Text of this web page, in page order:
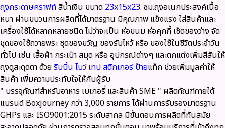
ถุงกระดาษคราฟท์สีน้ำเงิน ขนาด 23x15x23. ซม.ถุงอเนกประสงค์เนื้อ
หนา ผ่านขบวนการผลิตที่ได้มาตรฐาน มีคุณภาพ แข็งแรง ใส่สินค้าและ
เครื่องใช้ได้หลากหลายชนิด ไม่ว่าจะเป็น ห่อขนม ห่อคุกกี้ เช็ตของว่าง จัด
ชุดของใช้ถวายพระ ชุดของขวัญ ของรับไหว้ หรือ ของใช้ในชีวิตประจำวัน
ทั่วไป เช่น เสื้อผ้า กระเป๋า สมุด หรือ อุปกรณ์ต่างๆ และตกแต่งเพิ่มสีสันให้
ถุงดูสะดุดตา ด้วยริบบิ้น โบว์ เทปสติกเกอร์ ป้ายแท็ก ช่วยเพิ่มมูลค่าให้
สินค้า เพิ่มความประทับใจให้กับผู้รับ
" บรรจุภัณฑ์สำหรับอาหาร เบเกอรี่ และสินค้า SME " ผลิตภัณฑ์ภายใต้
แบรนด์ Boxjourney กว่า 3,000 รายการ ได้ผ่านการรับรองมาตรฐาน
GHPs และ ISO9001:2015ระดับสากล มีขั้นตอนการผลิตที่ทันสมัย